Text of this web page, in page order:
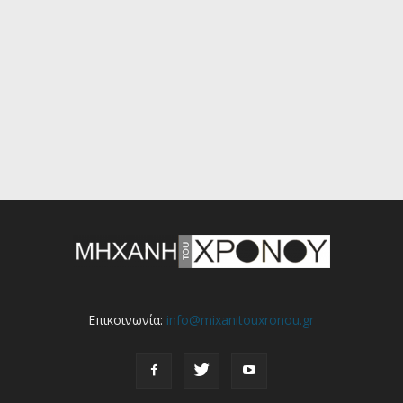
Επικοινωνία: info@mixanitouxronou.gr